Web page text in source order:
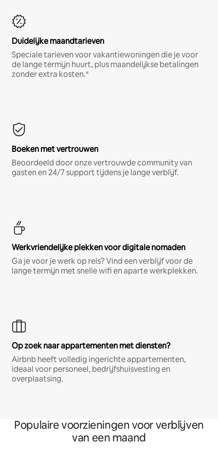
Duidelijke maandtarieven
Speciale tarieven voor vakantiewoningen die je voor
de lange termijn huurt, plus maandelijkse betalingen
zonder extra kosten.*
Boeken met vertrouwen
Beoordeeld door onze vertrouwde community van
gasten en 24/7 support tijdens je lange verblijf.
Werkvriendelijke plekken voor digitale nomaden
Ga je voor je werk op reis? Vind een verblijf voor de
lange termijn met snelle wifi en aparte werkplekken.
Op zoek naar appartementen met diensten?
Airbnb heeft volledig ingerichte appartementen,
ideaal voor personeel, bedrijfshuisvesting en
overplaatsing.
Populaire voorzieningen voor verblijven
van een maand